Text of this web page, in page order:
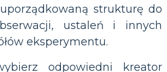
strukturę do
ustaleń i innych
eksperymentu.
odpowiedni kreator